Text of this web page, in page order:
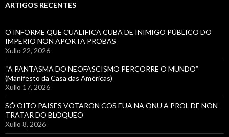
ARTIGOS RECENTES
O INFORME QUE CUALIFICA CUBA DE INIMIGO PÚBLICO DO
IMPERIO NON APORTA PROBAS
Xullo 22, 2026
“A PANTASMA DO NEOFASCISMO PERCORRE O MUNDO”
(Manifesto da Casa das Américas)
Xullo 17, 2026
SÓ OITO PAISES VOTARON COS EUA NA ONU A PROL DE NON
TRATAR DO BLOQUEO
Xullo 8, 2026